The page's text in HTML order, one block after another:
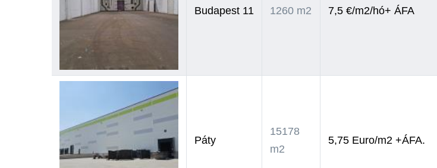
Budapest 11 1260 m2 7,5 €/m2/hó+ ÁFA
Páty
15178
m2
5,75 Euro/m2 +ÁFA.